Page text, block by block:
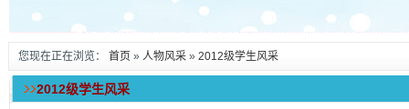
您现在正在浏览： 首页 » 人物风采 » 2012级学生风采
2012级学生风采